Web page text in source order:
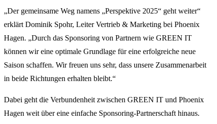
„Der gemeinsame Weg namens „Perspektive 2025“ geht weiter“
erklärt Dominik Spohr, Leiter Vertrieb & Marketing bei Phoenix
Hagen. „Durch das Sponsoring von Partnern wie GREEN IT
können wir eine optimale Grundlage für eine erfolgreiche neue
Saison schaffen. Wir freuen uns sehr, dass unsere Zusammenarbeit
in beide Richtungen erhalten bleibt.“
Dabei geht die Verbundenheit zwischen GREEN IT und Phoenix
Hagen weit über eine einfache Sponsoring-Partnerschaft hinaus.